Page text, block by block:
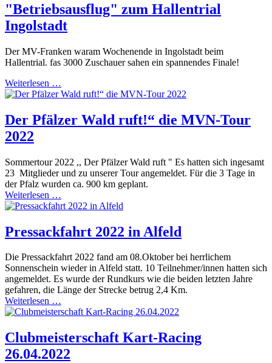
"Betriebsausflug" zum Hallentrial
Ingolstadt
Der MV-Franken waram Wochenende in Ingolstadt beim
Hallentrial. fas 3000 Zuschauer sahen ein spannendes Finale!
Weiterlesen …
Der Pfälzer Wald ruft!“ die MVN-Tour
2022
Sommertour 2022 ,, Der Pfälzer Wald ruft " Es hatten sich ingesamt
23 Mitglieder und zu unserer Tour angemeldet. Für die 3 Tage in
der Pfalz wurden ca. 900 km geplant.
Weiterlesen …
Pressackfahrt 2022 in Alfeld
Die Pressackfahrt 2022 fand am 08.Oktober bei herrlichem
Sonnenschein wieder in Alfeld statt. 10 Teilnehmer/innen hatten sich
angemeldet. Es wurde der Rundkurs wie die beiden letzten Jahre
gefahren, die Länge der Strecke betrug 2,4 Km.
Weiterlesen …
Clubmeisterschaft Kart-Racing
26.04.2022